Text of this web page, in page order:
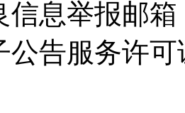
信息举报邮箱
服务许可